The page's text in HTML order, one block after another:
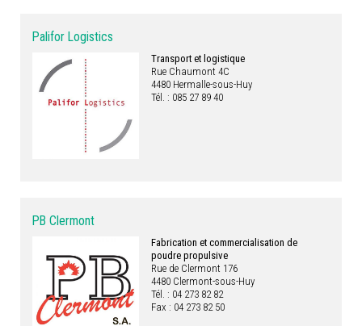
Palifor Logistics
Transport et logistique
Rue Chaumont 4C
4480 Hermalle-sous-Huy
Tél. : 085 27 89 40
PB Clermont
Fabrication et commercialisation de
poudre propulsive
Rue de Clermont 176
4480 Clermont-sous-Huy
Tél. : 04 273 82 82
Fax : 04 273 82 50